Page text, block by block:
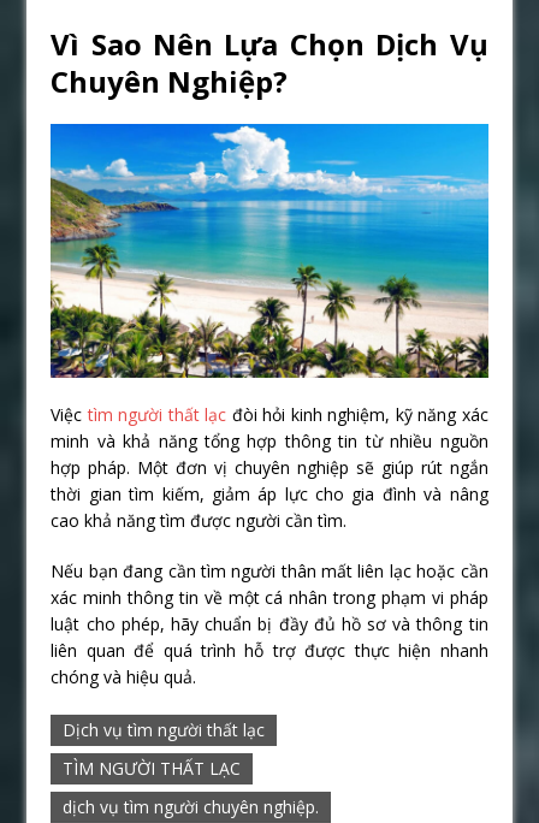
Vì Sao Nên Lựa Chọn Dịch Vụ
Chuyên Nghiệp?
Việc tìm người thất lạc đòi hỏi kinh nghiệm, kỹ năng xác
minh và khả năng tổng hợp thông tin từ nhiều nguồn
hợp pháp. Một đơn vị chuyên nghiệp sẽ giúp rút ngắn
thời gian tìm kiếm, giảm áp lực cho gia đình và nâng
cao khả năng tìm được người cần tìm.
Nếu bạn đang cần tìm người thân mất liên lạc hoặc cần
xác minh thông tin về một cá nhân trong phạm vi pháp
luật cho phép, hãy chuẩn bị đầy đủ hồ sơ và thông tin
liên quan để quá trình hỗ trợ được thực hiện nhanh
chóng và hiệu quả.
Dịch vụ tìm người thất lạc
TÌM NGƯỜI THẤT LẠC
dịch vụ tìm người chuyên nghiệp.